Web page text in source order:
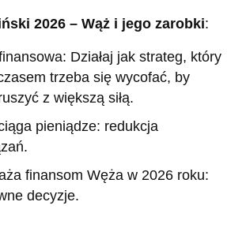
2026 – Wąż i jego zarobki:
Działaj jak strateg, który
trzeba się wycofać, by
z większą siłą.
pieniądze: redukcja
finansom Węża w 2026 roku:
decyzje.